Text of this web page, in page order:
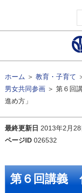
ホーム ＞ 教育・子育て
男女共同参画 ＞ 第６回
進め方」
最終更新日 2013年2月28
ページID 026532
第６回講義